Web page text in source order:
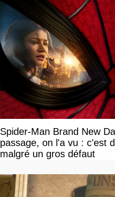
Spider-Man Brand New
passage, on l'a vu : c'est
malgré un gros défaut